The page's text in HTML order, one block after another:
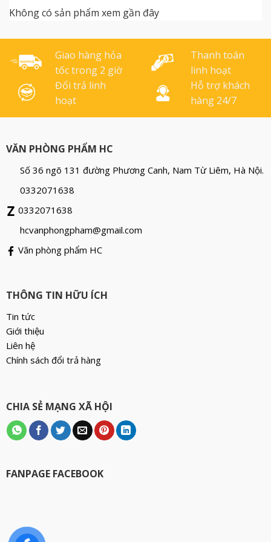
Siêu nhanh khô (1/3s) =>
bẩm Không bị phai trong
nước => Lưu trữ [...]
Xanh- đỏ- đen
Không có sản phẩm xem gần đây
Giao hàng hỏa
tốc trong 2 giờ
Thanh toán
linh hoạt
Đổi trả linh
hoạt
Hỗ trợ khách
hàng 24/7
VĂN PHÒNG PHẨM HC
Số 36 ngõ 131 đường Phương Canh, Nam Từ Liêm, Hà Nội.
0332071638
0332071638
hcvanphongpham@gmail.com
Văn phòng phẩm HC
THÔNG TIN HỮU ÍCH
Tin tức
Giới thiệu
Liên hệ
Chính sách đổi trả hàng
CHIA SẺ MẠNG XÃ HỘI
FANPAGE FACEBOOK